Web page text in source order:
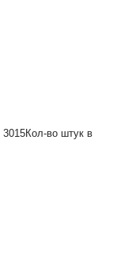
во штук в